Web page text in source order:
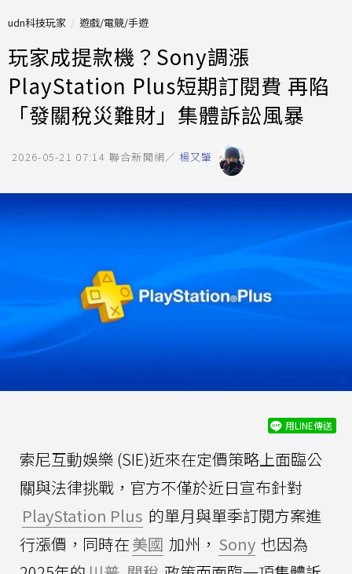
udn科技玩家 遊戲/電競/手遊
玩家成提款機？Sony調漲
PlayStation Plus短期訂閱費 再陷
「發關稅災難財」集體訴訟風暴
2026-05-21 07:14 聯合新聞網／ 楊又肇
用LINE傳送
索尼互動娛樂 (SIE)近來在定價策略上面臨公
關與法律挑戰，官方不僅於近日宣布針對
PlayStation Plus 的單月與單季訂閱方案進
行漲價，同時在美國 加州， Sony 也因為